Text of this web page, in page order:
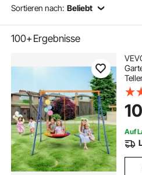
Sortieren nach: Beliebt
100+Ergebnisse
für
Auf